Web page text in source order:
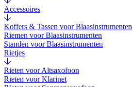
Accessoires
Koffers & Tassen voor Blaasinstrumenten
Riemen voor Blaasinstrumenten
Standen voor Blaasinstrumenten
Rietjes
Rieten voor Altsaxofoon
Rieten voor Klarinet